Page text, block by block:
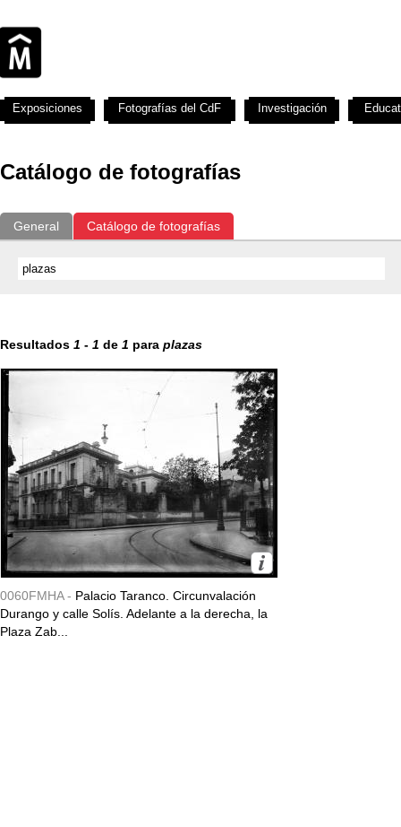
Catálogo de fotografías
General Catálogo de fotografías
Resultados 1 - 1 de 1 para plazas
0060FMHA - Palacio Taranco. Circunvalación
Durango y calle Solís. Adelante a la derecha, la
Plaza Zab...
Exposiciones Fotografías del CdF Investigación